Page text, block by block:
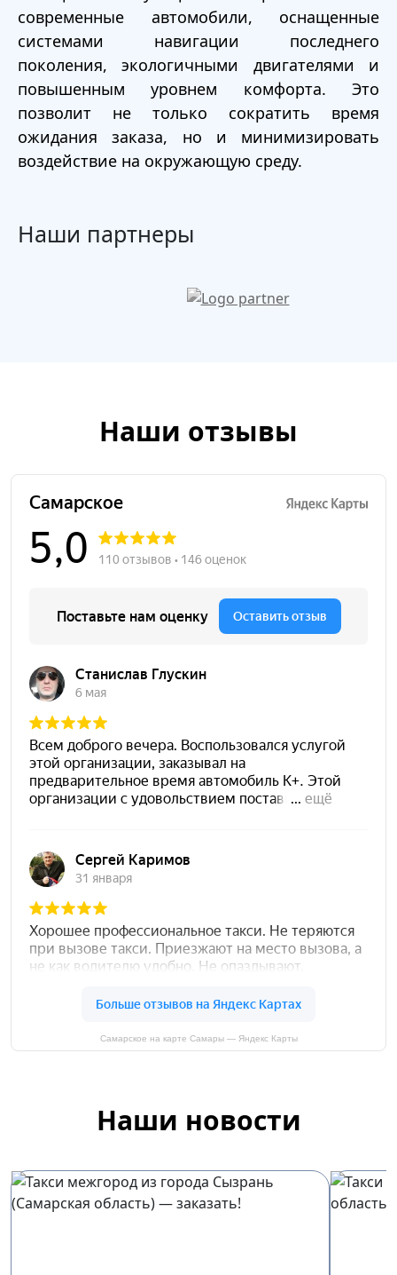
современные автомобили, оснащенные
системами навигации последнего
поколения, экологичными двигателями и
повышенным уровнем комфорта. Это
позволит не только сократить время
ожидания заказа, но и минимизировать
воздействие на окружающую среду.
Наши партнеры
Наши отзывы
Самарское на карте Самары — Яндекс Карты
Наши новости